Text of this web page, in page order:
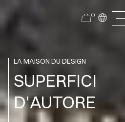
0
LA MAISON DU DESIGN
SUPERFICI
D'AUTORE